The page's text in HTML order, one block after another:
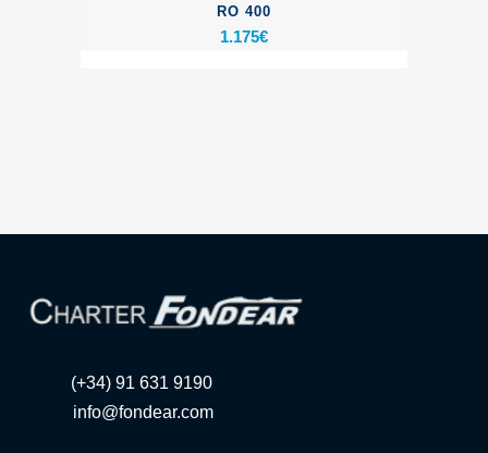
RO 400
1.175€
(+34) 91 631 9190
info@fondear.com